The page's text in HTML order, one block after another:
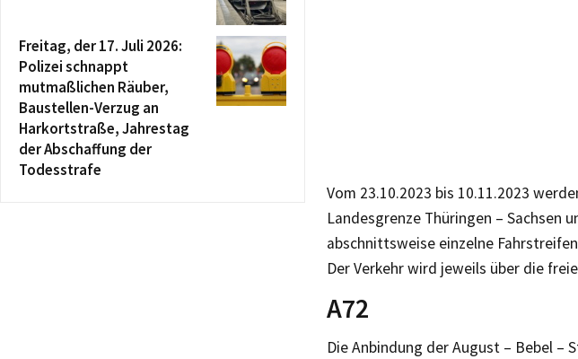
Vom 23.10.2023 bis 10.11.2023
Landesgrenze Thüringen – Sachsen
abschnittsweise einzelne
Der Verkehr wird jeweils über die
A72
Die Anbindung der August – Bebel –
Freitag, der 17. Juli 2026:
Polizei schnappt
mutmaßlichen Räuber,
Baustellen-Verzug an
Harkortstraße, Jahrestag
der Abschaffung der
Todesstrafe